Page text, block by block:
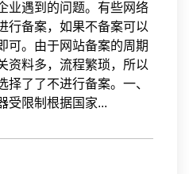
业遇到的问题。有些网络
行备案，如果不备案可以
可。由于网站备案的周期
资料多，流程繁琐，所以
择了了不进行备案。一、
受限制根据国家...